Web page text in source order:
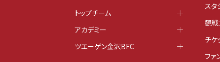
トップチーム
アカデミー
ツエーゲン金沢BFC
スタ
観戦
チケ
ファ